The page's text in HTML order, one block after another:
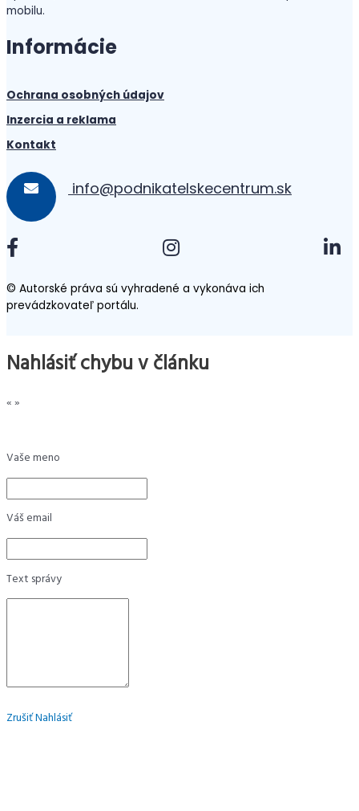
mobilu.
Informácie
Ochrana osobných údajov
Inzercia a reklama
Kontakt
info@podnikatelskecentrum.sk
© Autorské práva sú vyhradené a vykonáva ich
prevádzkovateľ portálu.
Nahlásiť chybu v článku
«»
Vaše meno
Váš email
Text správy
ZrušiťNahlásiť